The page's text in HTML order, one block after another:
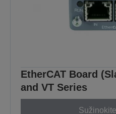
EtherCAT Board
and VT Series